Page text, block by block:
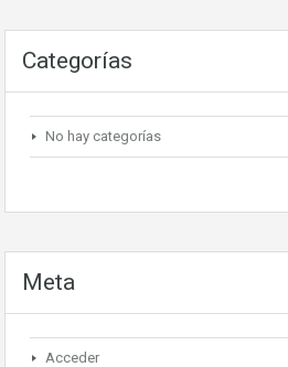
Categorías
No hay categorías
Meta
Acceder